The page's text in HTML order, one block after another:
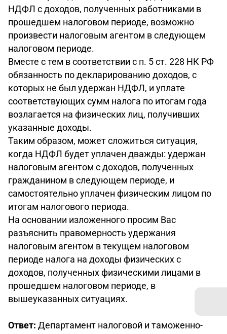
НДФЛ с доходов, полученных работниками в
прошедшем налоговом периоде, возможно
произвести налоговым агентом в следующем
налоговом периоде.
Вместе с тем в соответствии с п. 5 ст. 228 НК РФ
обязанность по декларированию доходов, с
которых не был удержан НДФЛ, и уплате
соответствующих сумм налога по итогам года
возлагается на физических лиц, получивших
указанные доходы.
Таким образом, может сложиться ситуация,
когда НДФЛ будет уплачен дважды: удержан
налоговым агентом с доходов, полученных
гражданином в следующем периоде, и
самостоятельно уплачен физическим лицом по
итогам налогового периода.
На основании изложенного просим Вас
разъяснить правомерность удержания
налоговым агентом в текущем налоговом
периоде налога на доходы физических с
доходов, полученных физическими лицами в
прошедшем налоговом периоде, в
вышеуказанных ситуациях.
Ответ: Департамент налоговой и таможенно-